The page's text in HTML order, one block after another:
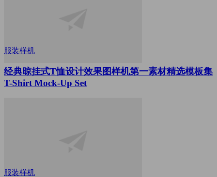
服装样机
经典晾挂式T恤设计效果图样机第一素材精选模板集
T-Shirt Mock-Up Set
服装样机